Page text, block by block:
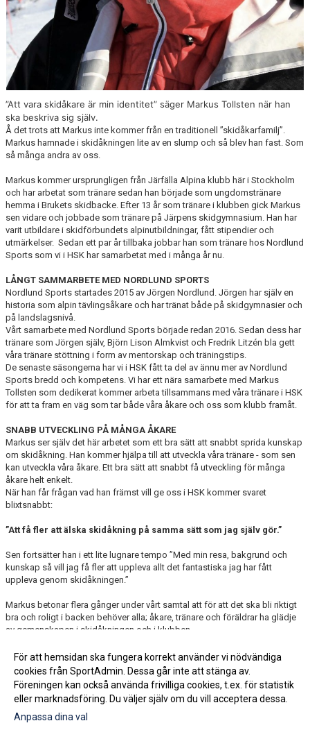
”Att vara skidåkare är min identitet” säger Markus Tollsten när han
ska beskriva sig själv.
Å det trots att Markus inte kommer från en traditionell ”skidåkarfamilj”.
Markus hamnade i skidåkningen lite av en slump och så blev han fast. Som
så många andra av oss.
Markus kommer ursprungligen från Järfälla Alpina klubb här i Stockholm
och har arbetat som tränare sedan han började som ungdomstränare
hemma i Brukets skidbacke. Efter 13 år som tränare i klubben gick Markus
sen vidare och jobbade som tränare på Järpens skidgymnasium. Han har
varit utbildare i skidförbundets alpinutbildningar, fått stipendier och
utmärkelser. Sedan ett par år tillbaka jobbar han som tränare hos Nordlund
Sports som vi i HSK har samarbetat med i många år nu.
LÅNGT SAMMARBETE MED NORDLUND SPORTS
Nordlund Sports startades 2015 av Jörgen Nordlund. Jörgen har själv en
historia som alpin tävlingsåkare och har tränat både på skidgymnasier och
på landslagsnivå.
Vårt samarbete med Nordlund Sports började redan 2016. Sedan dess har
tränare som Jörgen själv, Björn Lison Almkvist och Fredrik Litzén bla gett
våra tränare stöttning i form av mentorskap och träningstips.
De senaste säsongerna har vi i HSK fått ta del av ännu mer av Nordlund
Sports bredd och kompetens. Vi har ett nära samarbete med Markus
Tollsten som dedikerat kommer arbeta tillsammans med våra tränare i HSK
för att ta fram en väg som tar både våra åkare och oss som klubb framåt.
SNABB UTVECKLING PÅ MÅNGA ÅKARE
Markus ser själv det här arbetet som ett bra sätt att snabbt sprida kunskap
om skidåkning. Han kommer hjälpa till att utveckla våra tränare - som sen
kan utveckla våra åkare. Ett bra sätt att snabbt få utveckling för många
åkare helt enkelt.
När han får frågan vad han främst vill ge oss i HSK kommer svaret
blixtsnabbt:
”Att få fler att älska skidåkning på samma sätt som jag själv gör.”
Sen fortsätter han i ett lite lugnare tempo ”Med min resa, bakgrund och
kunskap så vill jag få fler att uppleva allt det fantastiska jag har fått
uppleva genom skidåkningen.”
Markus betonar flera gånger under vårt samtal att för att det ska bli riktigt
bra och roligt i backen behöver alla; åkare, tränare och föräldrar ha glädje
av gemenskapen i skidåkningen och i klubben.
Visst låter det härligt ?!
För att hemsidan ska fungera korrekt använder vi nödvändiga
cookies från SportAdmin. Dessa går inte att stänga av.
Föreningen kan också använda frivilliga cookies, t.ex. för statistik
eller marknadsföring. Du väljer själv om du vill acceptera dessa.
Anpassa dina val